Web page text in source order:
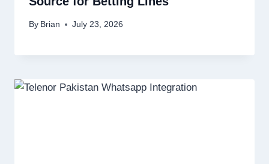
By Brian July 23, 2026